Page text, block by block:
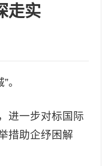
走实
。
进一步对标国际
措助企纾困解